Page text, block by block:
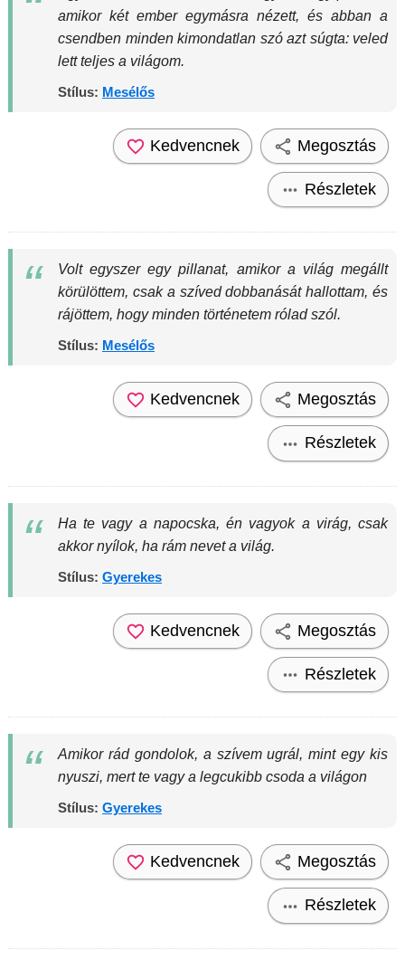
amikor két ember egymásra nézett, és abban a
csendben minden kimondatlan szó azt súgta: veled
lett teljes a világom.
Stílus: Mesélős
Kedvencnek Megosztás
Részletek
Volt egyszer egy pillanat, amikor a világ megállt
körülöttem, csak a szíved dobbanását hallottam, és
rájöttem, hogy minden történetem rólad szól.
Stílus: Mesélős
Kedvencnek Megosztás
Részletek
Ha te vagy a napocska, én vagyok a virág, csak
akkor nyílok, ha rám nevet a világ.
Stílus: Gyerekes
Kedvencnek Megosztás
Részletek
Amikor rád gondolok, a szívem ugrál, mint egy kis
nyuszi, mert te vagy a legcukibb csoda a világon
Stílus: Gyerekes
Kedvencnek Megosztás
Részletek